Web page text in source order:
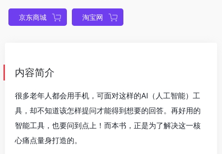
京东商城 淘宝网
内容简介
很多老年人都会用手机，可面对这样的AI（人工智能）工
具，却不知道该怎样提问才能得到想要的回答。再好用的
智能工具，也要问到点上！而本书，正是为了解决这一核
心痛点量身打造的。